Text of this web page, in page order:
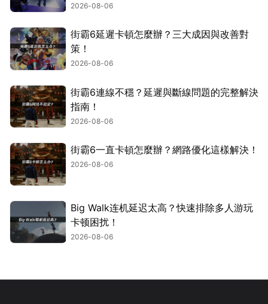
2026-08-06
街霸6延遲卡頓怎麼辦？三大成因與改善對
策！
2026-08-06
街霸6連線不穩？延遲與斷線問題的完整解決
指南！
2026-08-06
街霸6一直卡頓怎麼辦？網路優化這樣解決！
2026-08-06
Big Walk连机延迟太高？快速排除多人游玩
卡顿困扰！
2026-08-06